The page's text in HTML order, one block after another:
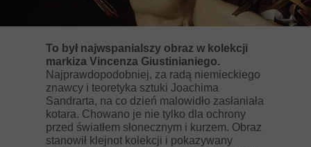
To był najwspanialszy obraz w kolekcji
markiza Vincenza Giustinianiego.
Najprawdopodobniej, za radą niemieckiego
znawcy i teoretyka sztuki Joachima
Sandrarta, na co dzień malowidło zasłaniała
kotara. Chowano je nie tylko dla ochrony
przed światłem słonecznym i kurzem. Obraz
stanowił klejnot kolekcji i pokazywany